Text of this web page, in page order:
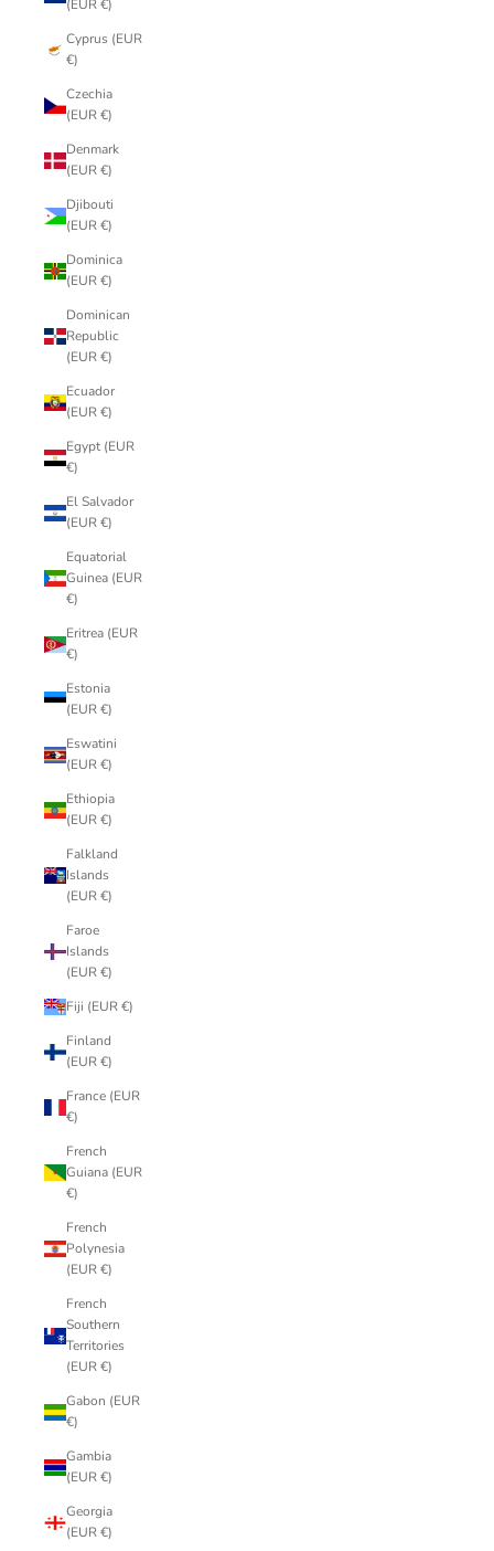
(EUR €)
Cyprus (EUR
€)
Czechia
(EUR €)
Denmark
(EUR €)
Djibouti
(EUR €)
Dominica
(EUR €)
Dominican
Republic
(EUR €)
Ecuador
(EUR €)
Egypt (EUR
€)
El Salvador
(EUR €)
Equatorial
Guinea (EUR
€)
Eritrea (EUR
€)
Estonia
(EUR €)
Eswatini
(EUR €)
Ethiopia
(EUR €)
Falkland
Islands
(EUR €)
Faroe
Islands
(EUR €)
Fiji (EUR €)
Finland
(EUR €)
France (EUR
€)
French
Guiana (EUR
€)
French
Polynesia
(EUR €)
French
Southern
Territories
(EUR €)
Gabon (EUR
€)
Gambia
(EUR €)
Georgia
(EUR €)